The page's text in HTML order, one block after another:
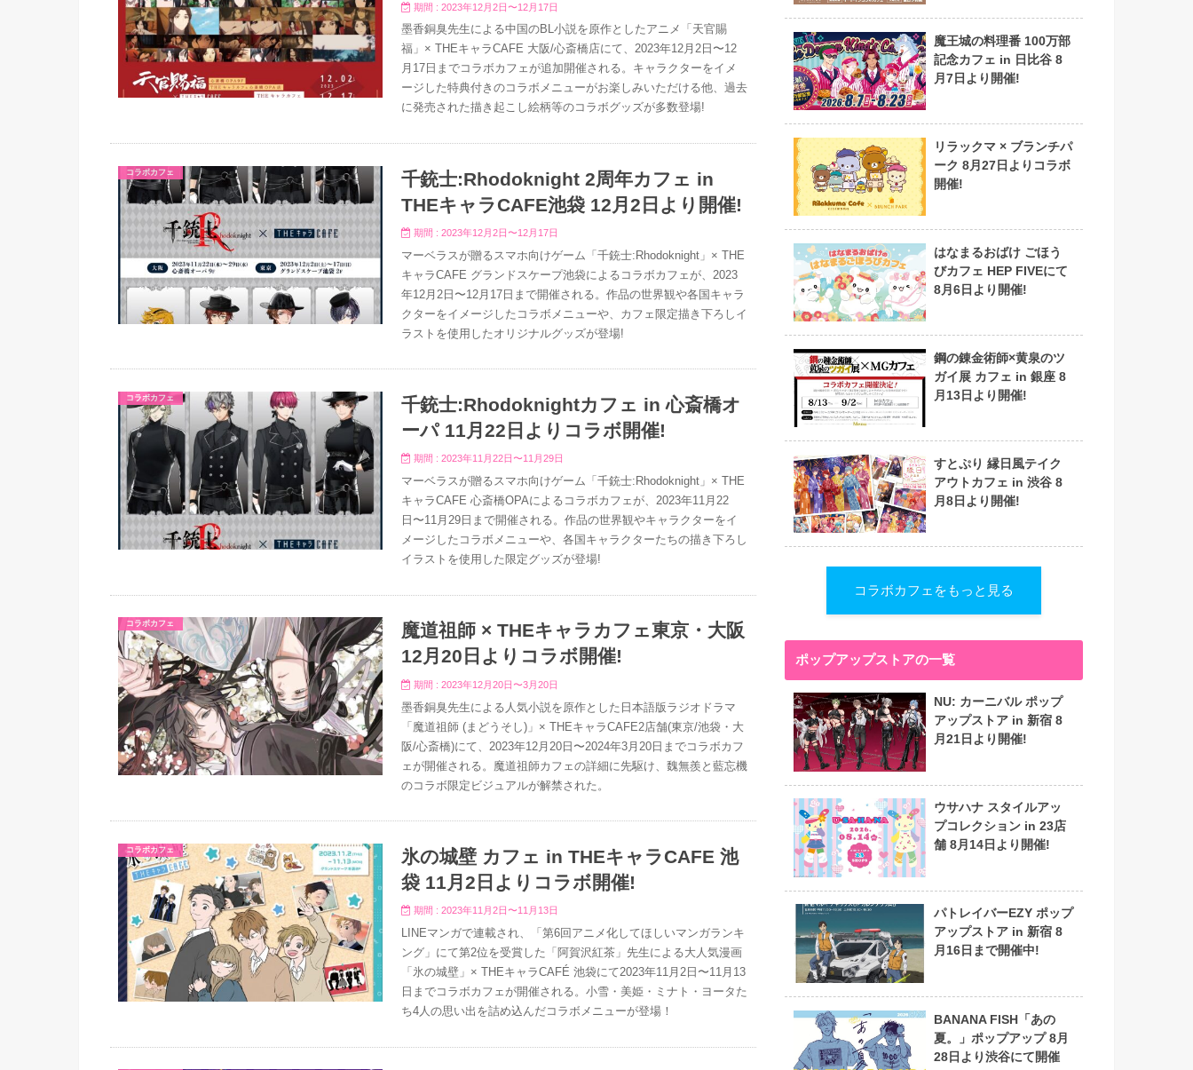
期間 : 2023年12月2日〜12月17日
墨香銅臭先生による中国のBL小説を原作としたアニメ「天官賜
福」× THEキャラCAFE 大阪/心斎橋店にて、2023年12月2日〜12
月17日までコラボカフェが追加開催される。キャラクターをイメ
ージした特典付きのコラボメニューがお楽しみいただける他、過去
に発売された描き起こし絵柄等のコラボグッズが多数登場!
コラボカフェ
千銃士:Rhodoknight 2周年カフェ in
THEキャラCAFE池袋 12月2日より開催!
期間 : 2023年12月2日〜12月17日
マーベラスが贈るスマホ向けゲーム「千銃士:Rhodoknight」× THE
キャラCAFE グランドスケープ池袋によるコラボカフェが、2023
年12月2日〜12月17日まで開催される。作品の世界観や各国キャラ
クターをイメージしたコラボメニューや、カフェ限定描き下ろしイ
ラストを使用したオリジナルグッズが登場!
コラボカフェ
千銃士:Rhodoknightカフェ in 心斎橋オ
ーパ 11月22日よりコラボ開催!
期間 : 2023年11月22日〜11月29日
マーベラスが贈るスマホ向けゲーム「千銃士:Rhodoknight」× THE
キャラCAFE 心斎橋OPAによるコラボカフェが、2023年11月22
日〜11月29日まで開催される。作品の世界観やキャラクターをイ
メージしたコラボメニューや、各国キャラクターたちの描き下ろし
イラストを使用した限定グッズが登場!
コラボカフェ
魔道祖師 × THEキャラカフェ東京・大阪
12月20日よりコラボ開催!
期間 : 2023年12月20日〜3月20日
墨香銅臭先生による人気小説を原作とした日本語版ラジオドラマ
「魔道祖師 (まどうそし)」× THEキャラCAFE2店舗(東京/池袋・大
阪/心斎橋)にて、2023年12月20日〜2024年3月20日までコラボカフ
ェが開催される。魔道祖師カフェの詳細に先駆け、魏無羨と藍忘機
のコラボ限定ビジュアルが解禁された。
コラボカフェ
氷の城壁 カフェ in THEキャラCAFE 池
袋 11月2日よりコラボ開催!
期間 : 2023年11月2日〜11月13日
LINEマンガで連載され、「第6回アニメ化してほしいマンガランキ
ング」にて第2位を受賞した「阿賀沢紅茶」先生による大人気漫画
「氷の城壁」× THEキャラCAFÉ 池袋にて2023年11月2日〜11月13
日までコラボカフェが開催される。小雪・美姫・ミナト・ヨータた
ち4人の思い出を詰め込んだコラボメニューが登場！
魔王城の料理番 100万部
記念カフェ in 日比谷 8
月7日より開催!
リラックマ × ブランチパ
ーク 8月27日よりコラボ
開催!
はなまるおばけ ごほう
びカフェ HEP FIVEにて
8月6日より開催!
鋼の錬金術師×黄泉のツ
ガイ展 カフェ in 銀座 8
月13日より開催!
すとぷり 縁日風テイク
アウトカフェ in 渋谷 8
月8日より開催!
コラボカフェをもっと見る
ポップアップストアの一覧
NU: カーニバル ポップ
アップストア in 新宿 8
月21日より開催!
ウサハナ スタイルアッ
プコレクション in 23店
舗 8月14日より開催!
パトレイバーEZY ポップ
アップストア in 新宿 8
月16日まで開催中!
BANANA FISH「あの
夏。」ポップアップ 8月
28日より渋谷にて開催